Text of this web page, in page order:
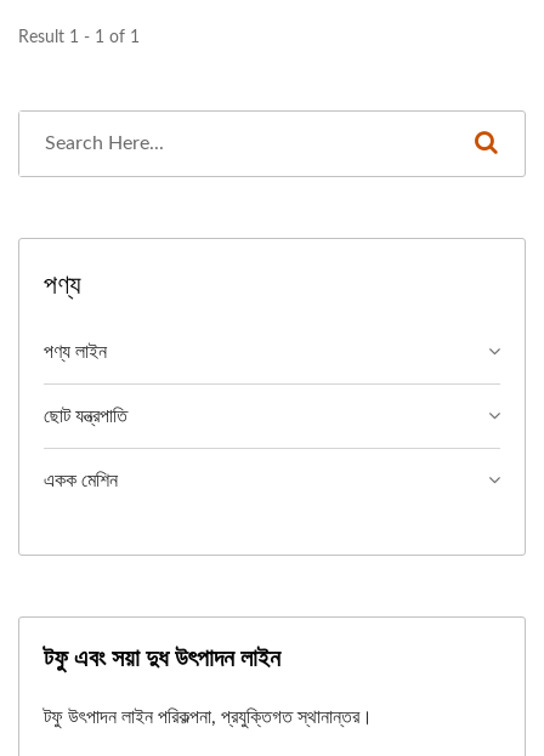
Result 1 - 1 of 1
পণ্য
পণ্য লাইন
ছোট যন্ত্রপাতি
একক মেশিন
টফু এবং সয়া দুধ উৎপাদন লাইন
টফু উৎপাদন লাইন পরিকল্পনা, প্রযুক্তিগত স্থানান্তর।